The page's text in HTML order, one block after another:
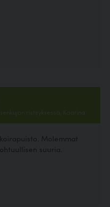
risteyksessä, Kaarina
Molemmat
suuria.